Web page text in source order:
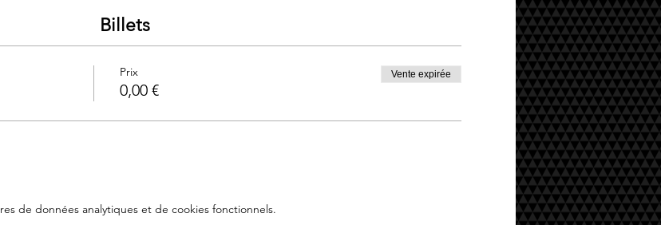
Billets
Prix
0,00 €
Vente expirée
de données analytiques et de cookies fonctionnels.